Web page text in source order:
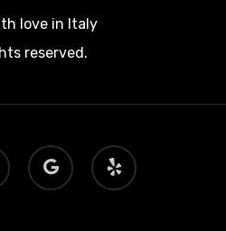
love in Italy
reserved.
google-
plus
yelp